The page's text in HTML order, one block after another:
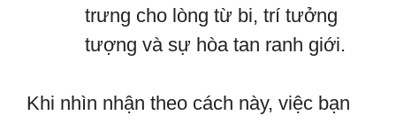
trưng cho lòng từ bi, trí tưởng
tượng và sự hòa tan ranh giới.
Khi nhìn nhận theo cách này, việc bạn